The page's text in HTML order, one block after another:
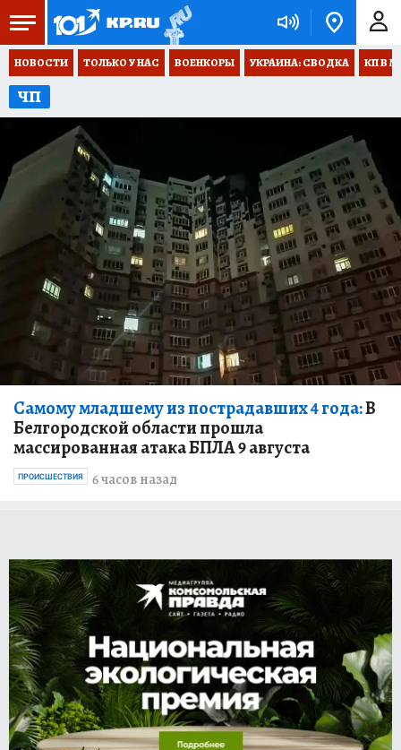
НОВОСТИ ТОЛЬКО У НАС ВОЕНКОРЫ УКРАИНА: СВОДКА КП В
ЧП
Самому младшему из пострадавших 4 года:В
Белгородской области прошла
массированная атака БПЛА 9 августа
6 часов назад
ПРОИСШЕСТВИЯ